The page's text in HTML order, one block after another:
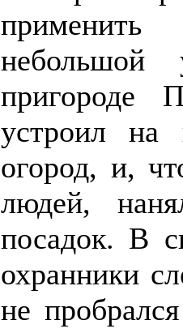
применить
небольшой
пригороде
устроил на
огород, и,
людей,
посадок. В
охранники
не